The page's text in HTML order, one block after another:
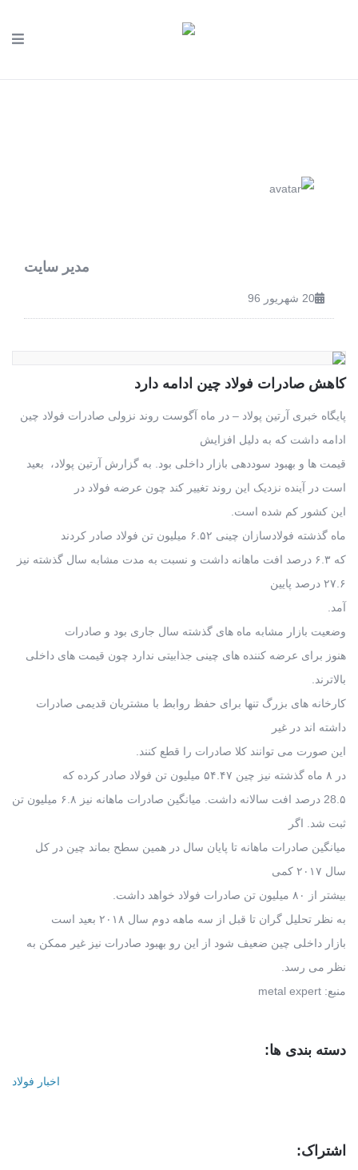
مدیر سایت
20 شهریور 96
کاهش صادرات فولاد چین ادامه دارد
پایگاه خبری آرتین پولاد – در ماه آگوست روند نزولی صادرات فولاد چین
ادامه داشت که به دلیل افزایش
قیمت ها و بهبود سوددهی بازار داخلی بود. به گزارش آرتین پولاد، بعید
است در آینده نزدیک این روند تغییر کند چون عرضه فولاد در
این کشور کم شده است.
ماه گذشته فولادسازان چینی ۶.۵۲ میلیون تن فولاد صادر کردند
که ۶.۳ درصد افت ماهانه داشت و نسبت به مدت مشابه سال گذشته نیز
۲۷.۶ درصد پایین
آمد.
وضعیت بازار مشابه ماه های گذشته سال جاری بود و صادرات
هنوز برای عرضه کننده های چینی جذابیتی ندارد چون قیمت های داخلی
بالاترند.
کارخانه های بزرگ تنها برای حفظ روابط با مشتریان قدیمی صادرات
داشته اند در غیر
این صورت می توانند کلا صادرات را قطع کنند.
در ۸ ماه گذشته نیز چین ۵۴.۴۷ میلیون تن فولاد صادر کرده که
28.۵ درصد افت سالانه داشت. میانگین صادرات ماهانه نیز ۶.۸ میلیون تن
ثبت شد. اگر
میانگین صادرات ماهانه تا پایان سال در همین سطح بماند چین در کل
سال ۲۰۱۷ کمی
بیشتر از ۸۰ میلیون تن صادرات فولاد خواهد داشت.
به نظر تحلیل گران تا قبل از سه ماهه دوم سال ۲۰۱۸ بعید است
بازار داخلی چین ضعیف شود از این رو بهبود صادرات نیز غیر ممکن به
نظر می رسد.
منبع: metal expert
دسته بندی ها:
اخبار فولاد
اشتراک: